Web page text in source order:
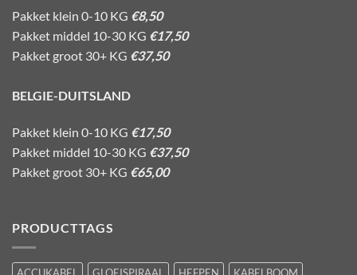
Pakket klein 0-10 KG €8,50
Pakket middel 10-30 KG €17,50
Pakket groot 30+ KG €37,50
BELGIE-DUITSLAND
Pakket klein 0-10 KG €17,50
Pakket middel 10-30 KG €37,50
Pakket groot 30+ KG €65,00
PRODUCTTAGS
ACCUKABEL GLOEISPIRAAL HEFPEN
KABELBOOM